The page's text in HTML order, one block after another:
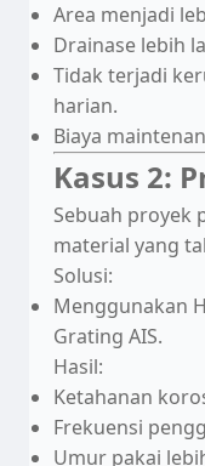
Area menjadi
Drainase lebih
Tidak terjadi
harian.
Biaya
Kasus 2:
Sebuah proyek
material yang
Solusi:
Menggunakan
Grating AIS.
Hasil:
Ketahanan
Frekuensi
Umur pakai